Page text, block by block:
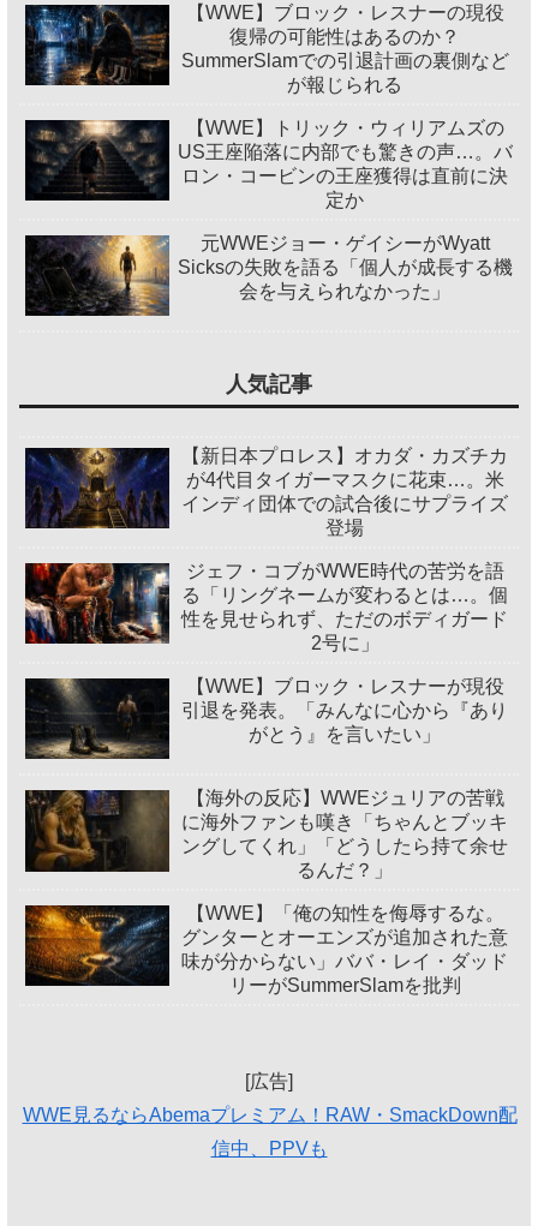
【WWE】ブロック・レスナーの現役
復帰の可能性はあるのか？
SummerSlamでの引退計画の裏側など
が報じられる
【WWE】トリック・ウィリアムズの
US王座陥落に内部でも驚きの声…。バ
ロン・コービンの王座獲得は直前に決
定か
元WWEジョー・ゲイシーがWyatt
Sicksの失敗を語る「個人が成長する機
会を与えられなかった」
人気記事
【新日本プロレス】オカダ・カズチカ
が4代目タイガーマスクに花束…。米
インディ団体での試合後にサプライズ
登場
ジェフ・コブがWWE時代の苦労を語
る「リングネームが変わるとは…。個
性を見せられず、ただのボディガード
2号に」
【WWE】ブロック・レスナーが現役
引退を発表。「みんなに心から『あり
がとう』を言いたい」
【海外の反応】WWEジュリアの苦戦
に海外ファンも嘆き「ちゃんとブッキ
ングしてくれ」「どうしたら持て余せ
るんだ？」
【WWE】「俺の知性を侮辱するな。
グンターとオーエンズが追加された意
味が分からない」ババ・レイ・ダッド
リーがSummerSlamを批判
[広告]
WWE見るならAbemaプレミアム！RAW・SmackDown配
信中、PPVも